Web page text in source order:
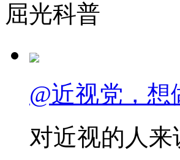
屈光科普
@近视党，
对近视的人